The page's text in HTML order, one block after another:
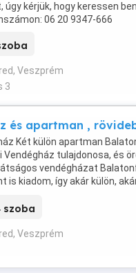
úgy kérjük, hogy keressen
06 20 9347-666
Veszprém
3
és apartman ,
Két külön apartman
Vendégház tulajdonosa, és
vendégházat
is kiadom, így akár külön,
szoba
Veszprém